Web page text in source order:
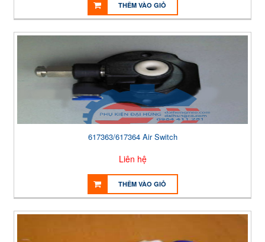
THÊM VÀO GIỎ
617363/617364 Air Switch
Liên hệ
THÊM VÀO GIỎ